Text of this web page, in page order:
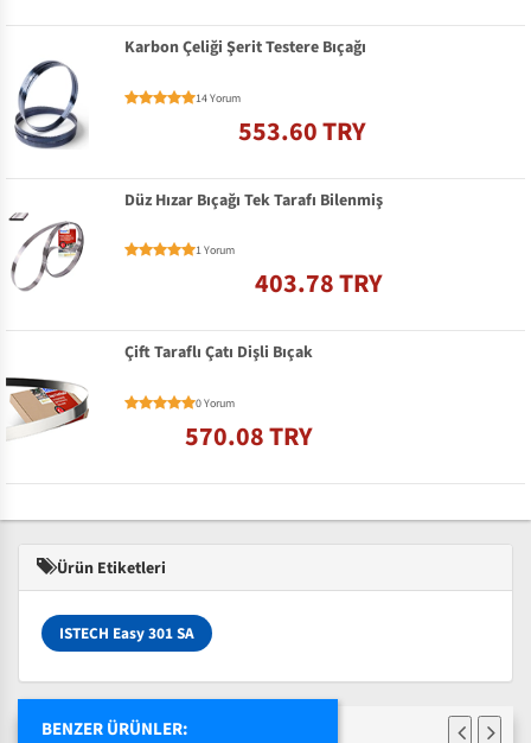
Karbon Çeliği Şerit Testere Bıçağı
14 Yorum
553.60 TRY
Düz Hızar Bıçağı Tek Tarafı Bilenmiş
1 Yorum
403.78 TRY
Çift Taraflı Çatı Dişli Bıçak
0 Yorum
570.08 TRY
Ürün Etiketleri
ISTECH Easy 301 SA
BENZER ÜRÜNLER: